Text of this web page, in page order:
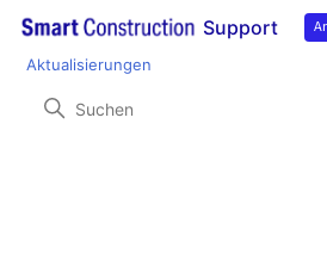
Support
Smart Construction Remote
Aktualisierungen